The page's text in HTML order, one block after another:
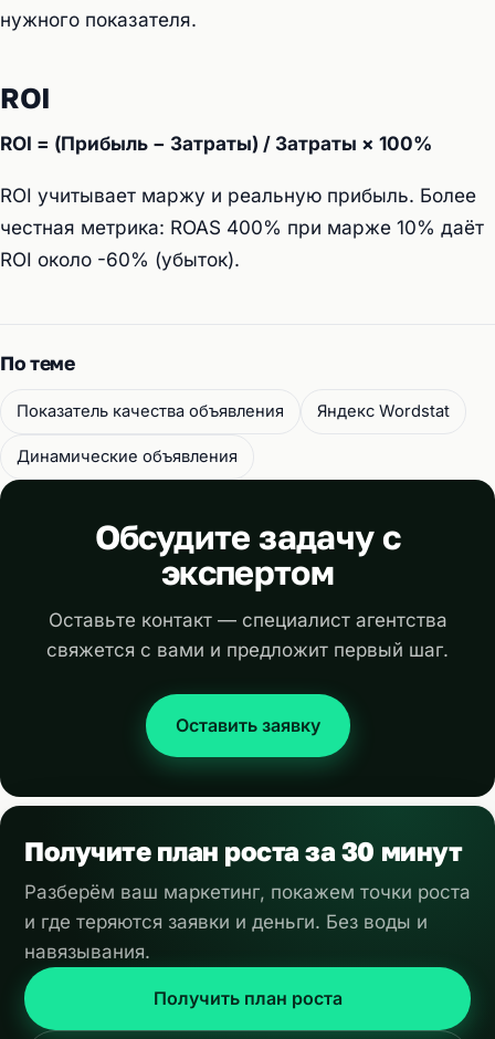
нужного показателя.
ROI
ROI = (Прибыль − Затраты) / Затраты × 100%
ROI учитывает маржу и реальную прибыль. Более
честная метрика: ROAS 400% при марже 10% даёт
ROI около -60% (убыток).
По теме
Показатель качества объявления Яндекс Wordstat
Динамические объявления
Обсудите задачу с
экспертом
Оставьте контакт — специалист агентства
свяжется с вами и предложит первый шаг.
Оставить заявку
Получите план роста за 30 минут
Разберём ваш маркетинг, покажем точки роста
и где теряются заявки и деньги. Без воды и
навязывания.
Получить план роста